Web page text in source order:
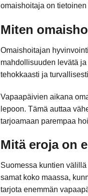
omaishoitaja on
Miten
Omaishoitajan
mahdollisuuden levätä
tehokkaasti ja
Vapaapäivien aikana
lepoon. Tämä auttaa
tarjoamaan parempaa
Mitä eroja on
Suomessa kuntien
samat koko maassa,
tarjota enemmän